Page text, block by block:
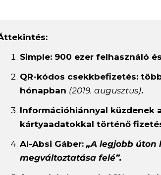
Simple: 900 ezer felhasználó
QR-kódos csekkbefizetés:
hónapban (2019. augusztus).
Információhiánnyal küzdenek
kártyaadatokkal történő
Al-Absi Gáber:„A legjobb úton
megváltoztatása felé”.